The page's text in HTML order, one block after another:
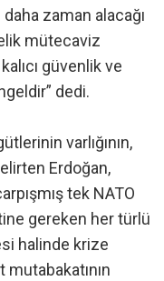
zaman alacağı
mütecaviz
güvenlik ve
dedi.
varlığının,
Erdoğan,
tek NATO
gereken her türlü
halinde krize
mutabakatının